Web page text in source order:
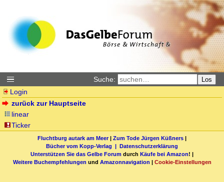
Suche: Los
Login
zurück zur Hauptseite
linear
Ticker
Fluchtburg autark am Meer| Zum Tode Jürgen Küßners |
Bücher vom Kopp-Verlag | Datenschutzerklärung
Unterstützen Sie das Gelbe Forum durch Käufe bei Amazon! |
Weitere Buchempfehlungen und Amazonnavigation | Cookie-Einstellungen